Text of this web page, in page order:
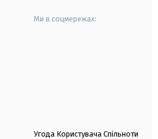
Ми в соцмережах:
Угода Користувача Спільноти